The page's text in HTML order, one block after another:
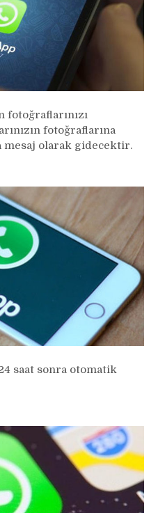
fotoğraflarınızı
fotoğraflarına
mesaj olarak gidecektir.
saat sonra otomatik